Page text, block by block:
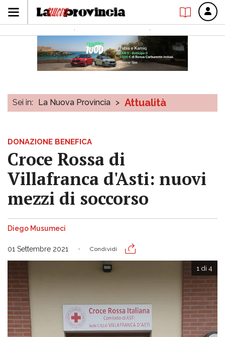
Sei in: La Nuova Provincia > Attualità
DONAZIONE BENEFICA
Croce Rossa di
Villafranca d'Asti: nuovi
mezzi di soccorso
Diego Musumeci
01 Settembre 2021 Condividi
1 di 4